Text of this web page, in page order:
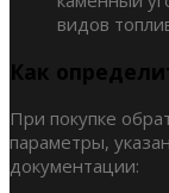
видов
Как
При покупке
параметры,
документации: